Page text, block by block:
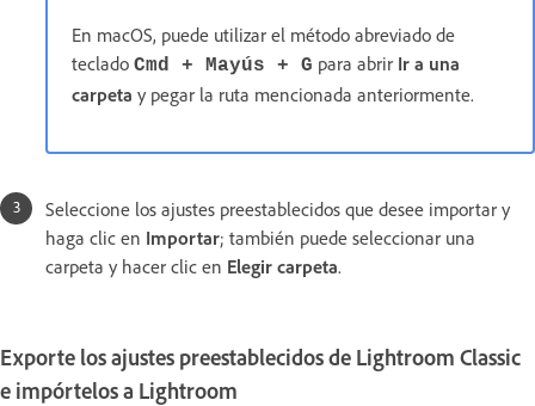
En macOS, puede utilizar el método abreviado de
teclado Cmd + Mayús + G para abrir Ir a una
carpeta y pegar la ruta mencionada anteriormente.
Seleccione los ajustes preestablecidos que desee importar y
haga clic en Importar; también puede seleccionar una
carpeta y hacer clic en Elegir carpeta.
Exporte los ajustes preestablecidos de Lightroom Classic
e impórtelos a Lightroom